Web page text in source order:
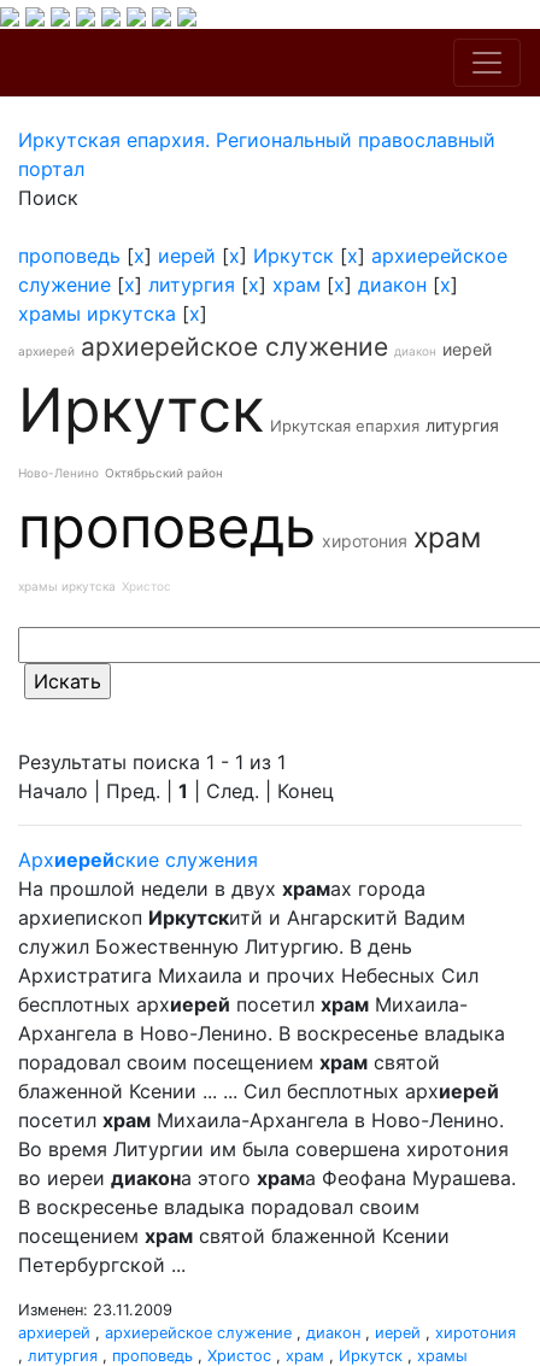
Иркутская епархия. Региональный православный
портал
Поиск
проповедь [x] иерей [x] Иркутск [x] архиерейское
служение [x] литургия [x] храм [x] диакон [x]
храмы иркутска [x]
архиерей архиерейское служение диакон иерей
Иркутск Иркутская епархия литургия
Ново-Ленино Октябрьский район
проповедь хиротония храм
храмы иркутска Христос
Результаты поиска 1 - 1 из 1
Начало | Пред. | 1 | След. | Конец
Архиерейские служения
На прошлой недели в двух храмах города
архиепископ Иркутскитй и Ангарскитй Вадим
служил Божественную Литургию. В день
Архистратига Михаила и прочих Небесных Сил
бесплотных архиерей посетил храм Михаила-
Архангела в Ново-Ленино. В воскресенье владыка
порадовал своим посещением храм святой
блаженной Ксении ... ... Сил бесплотных архиерей
посетил храм Михаила-Архангела в Ново-Ленино.
Во время Литургии им была совершена хиротония
во иереи диакона этого храма Феофана Мурашева.
В воскресенье владыка порадовал своим
посещением храм святой блаженной Ксении
Петербургской ...
Изменен: 23.11.2009
архиерей , архиерейское служение , диакон , иерей , хиротония
, литургия , проповедь , Христос , храм , Иркутск , храмы